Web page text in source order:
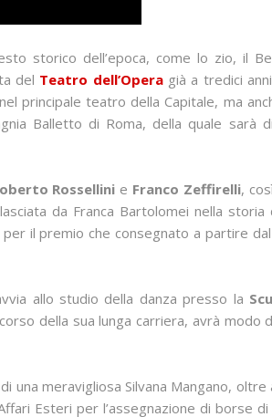
storico dell’epoca, come lo zio, il
del Teatro dell’Operagià a tredici
principale teatro della Capitale, ma
Balletto di Roma, della quale sarà
Rossellini e Franco Zeffirelli,
da Franca Bartolomei nella
il premio che consegnato a partire
allo studio della danza presso la
della sua lunga carriera, avrà modo
una meravigliosa Silvana Mangano,
Esteri per l’assegnazione di borse